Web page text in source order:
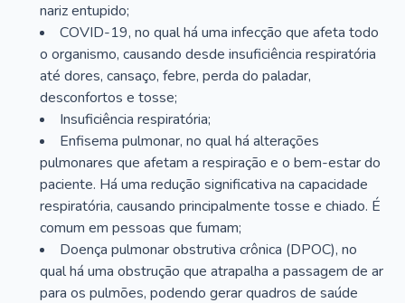
nariz entupido;
COVID-19, no qual há uma infecção que afeta todo
o organismo, causando desde insuficiência respiratória
até dores, cansaço, febre, perda do paladar,
desconfortos e tosse;
Insuficiência respiratória;
Enfisema pulmonar, no qual há alterações
pulmonares que afetam a respiração e o bem-estar do
paciente. Há uma redução significativa na capacidade
respiratória, causando principalmente tosse e chiado. É
comum em pessoas que fumam;
Doença pulmonar obstrutiva crônica (DPOC), no
qual há uma obstrução que atrapalha a passagem de ar
para os pulmões, podendo gerar quadros de saúde